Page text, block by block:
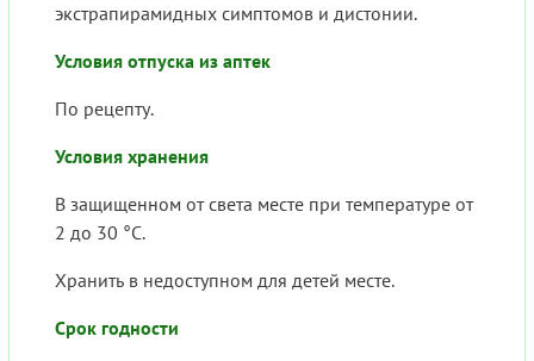
экстрапирамидных симптомов и дистонии.
Условия отпуска из аптек
По рецепту.
Условия хранения
В защищенном от света месте при температуре от
2 до 30 °C.
Хранить в недоступном для детей месте.
Срок годности